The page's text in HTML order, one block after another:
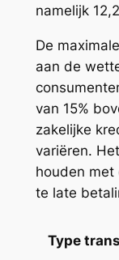
namelijk
De
aan de
van 15%
zakelijke
variëren.
houden
te late
Type